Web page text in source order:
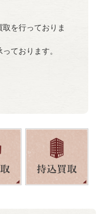
を行っておりま
ております。